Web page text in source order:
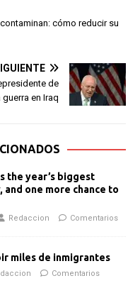
cómo reducir su
de
en Iraq
the year’s biggest
and one more chance to
Redaccion
Comentarios
miles de inmigrantes
Comentarios